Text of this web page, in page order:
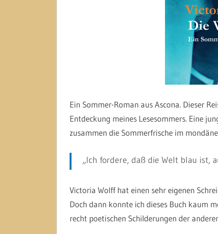
Ein Sommer-Roman aus Ascona. Dieser
Entdeckung meines Lesesommers. Eine
zusammen die Sommerfrische im
„Ich fordere, daß die Welt blau ist,
Victoria Wolff hat einen sehr eigenen
Doch dann konnte ich dieses Buch kaum
recht poetischen Schilderungen der